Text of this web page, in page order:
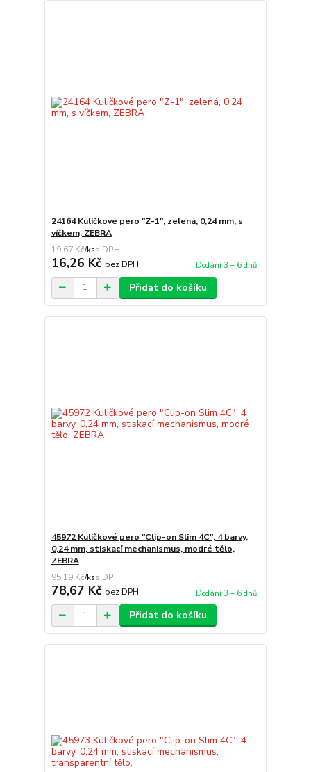
24164 Kuličkové pero "Z-1", zelená, 0,24 mm, s
víčkem, ZEBRA
19,67 Kč/ks
16,26 Kč bez DPH Dodání 3 – 6 dnů
Přidat do košíku
45972 Kuličkové pero "Clip-on Slim 4C", 4 barvy,
0,24 mm, stiskací mechanismus, modré tělo,
ZEBRA
95,19 Kč/ks
78,67 Kč bez DPH Dodání 3 – 6 dnů
Přidat do košíku